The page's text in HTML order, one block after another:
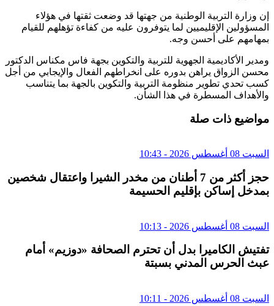
إن وزارة التربية الوطنية من جهتها قد وضعت ثقتها في هؤلاء
المسؤولين الإقليميين لما يتوفرون عليه من كفاءة تؤهلهم للقيام
بمهامهم على أحسن وجه.
ومدير الأكاديمية الجهوية للتربية والتكوين بجهة فاس مكناس الدكتور
محسن الزواق يراهن بدوره على انخراطهم الفعال والإيجابي من أجل
كسب تحدي تطوير منظومة التربية والتكوين بالجهة بما يتناسب
والأهداف المسطرة في هذا الشأن.
مواضيع ذات صلة
السبت 08 أغسطس 2026 - 10:43
حجز أكثر من 7 أطنان من مخدر الشيرا واعتقال شخصين
بمدخل إساكن بإقليم الحسيمة
السبت 08 أغسطس 2026 - 10:13
تفتيش الكاميرا بدل أن تحترم الصحافة «دوزيم» أمام
عبث الحرس المدني بسبتة
السبت 08 أغسطس 2026 - 10:11